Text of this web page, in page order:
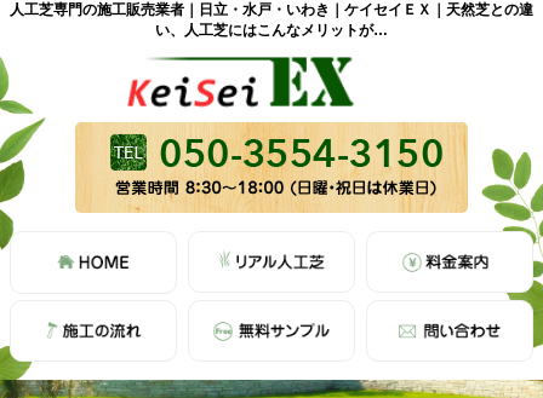
人工芝専門の施工販売業者｜日立・水戸・いわき｜ケイセイＥＸ｜天然芝との違
い、人工芝にはこんなメリットが…